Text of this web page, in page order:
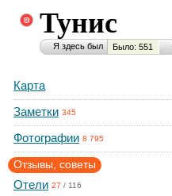
Тунис
Я здесь был Было: 551
Карта
Заметки 345
Фотографии 8 795
Отзывы, советы
Отели 27 / 116
Button